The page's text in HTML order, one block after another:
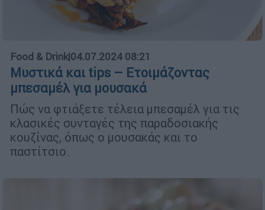
Food & Drink|04.07.2024 08:21
Μυστικά και tips – Ετοιμάζοντας
μπεσαμέλ για μουσακά
Πώς να φτιάξετε τέλεια μπεσαμέλ για τις
κλασικές συνταγές της παραδοσιακής
κουζίνας, όπως ο μουσακάς και το
παστίτσιο.